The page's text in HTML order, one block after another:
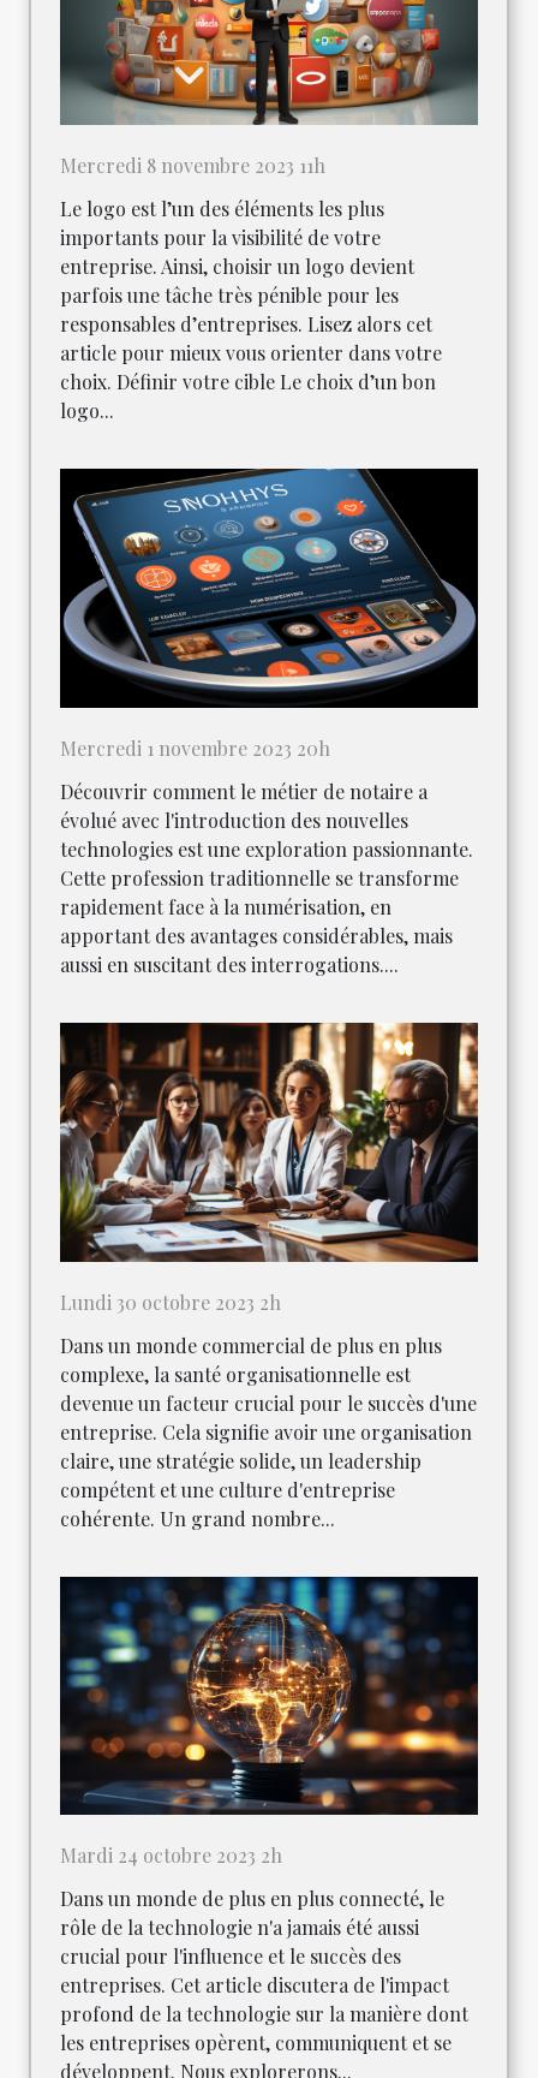
Mercredi 8 novembre 2023 11h
Le logo est l’un des éléments les plus
importants pour la visibilité de votre
entreprise. Ainsi, choisir un logo devient
parfois une tâche très pénible pour les
responsables d’entreprises. Lisez alors cet
article pour mieux vous orienter dans votre
choix. Définir votre cible Le choix d’un bon
logo...
Mercredi 1 novembre 2023 20h
Découvrir comment le métier de notaire a
évolué avec l'introduction des nouvelles
technologies est une exploration passionnante.
Cette profession traditionnelle se transforme
rapidement face à la numérisation, en
apportant des avantages considérables, mais
aussi en suscitant des interrogations....
Lundi 30 octobre 2023 2h
Dans un monde commercial de plus en plus
complexe, la santé organisationnelle est
devenue un facteur crucial pour le succès d'une
entreprise. Cela signifie avoir une organisation
claire, une stratégie solide, un leadership
compétent et une culture d'entreprise
cohérente. Un grand nombre...
Mardi 24 octobre 2023 2h
Dans un monde de plus en plus connecté, le
rôle de la technologie n'a jamais été aussi
crucial pour l'influence et le succès des
entreprises. Cet article discutera de l'impact
profond de la technologie sur la manière dont
les entreprises opèrent, communiquent et se
développent. Nous explorerons...